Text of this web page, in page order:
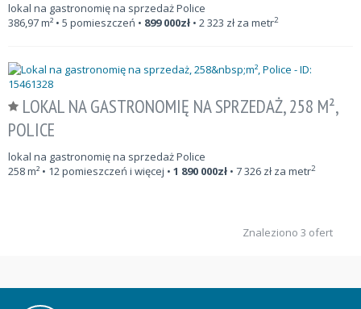
lokal na gastronomię na sprzedaż Police
386,97m² • 5 pomieszczeń • 899 000zł • 2 323 zł za metr2
LOKAL NA GASTRONOMIĘ NA SPRZEDAŻ, 258 M²,
POLICE
lokal na gastronomię na sprzedaż Police
258m² • 12 pomieszczeń i więcej • 1 890 000zł • 7 326 zł za metr2
Znaleziono 3 ofert